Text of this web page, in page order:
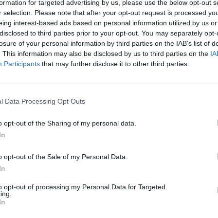
for targeted advertising by us, please use the below opt-out
selection. Please note that after your opt-out request is processed
interest-based ads based on personal information utilized by us
to third parties prior to your opt-out. You may separately
of your personal information by third parties on the IAB’s list of
This information may also be disclosed by us to third parties on the
Participants that may further disclose it to other third parties.
Data Processing Opt Outs
opt-out of the Sharing of my personal data.
opt-out of the Sale of my Personal Data.
opt-out of processing my Personal Data for Targeted
i očekujemo da nam ga niko ne ugrožva. Ipak,
što je realno da posedujemo.
u kojoj je otkrila da joj smeta što njene komšije koriste
što je uznemirena zbog svojih novih komšija koje
duž zajedničlke ograde, pa smatra da to može da